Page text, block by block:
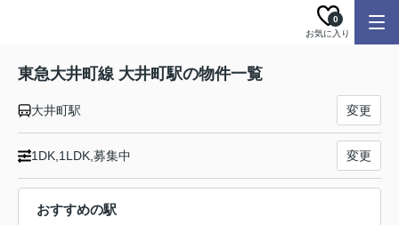
お気に入り
0
東急大井町線 大井町駅の物件一覧
大井町駅 変更
1DK,1LDK,募集中 変更
おすすめの駅